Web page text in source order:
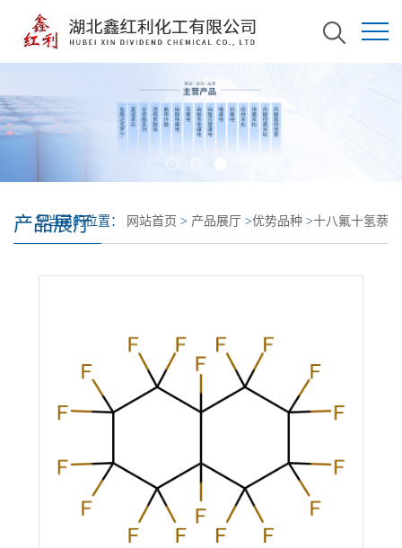
产品展厅
您当前的位置： 网站首页 > 产品展厅 >优势品种 >十八氟十氢萘